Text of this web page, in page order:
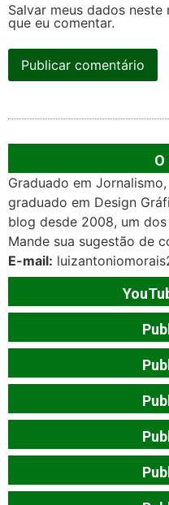
Salvar meus dados
que eu comentar.
Graduado em Jornalismo,
graduado em Design
blog desde 2008, um
Mande sua sugestão de
E-mail: